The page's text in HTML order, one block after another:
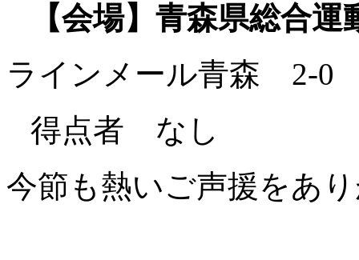
【会場】青森県総合
ラインメール青森 2-0
得点者 なし
今節も熱いご声援をあ